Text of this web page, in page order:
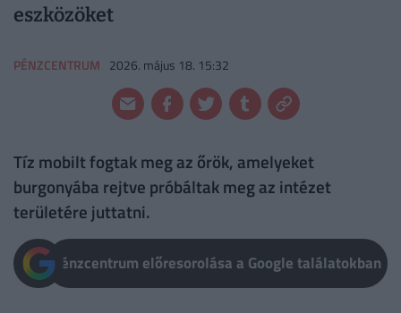
eszközöket
PÉNZCENTRUM 2026. május 18. 15:32
Tíz mobilt fogtak meg az őrök, amelyeket
burgonyába rejtve próbáltak meg az intézet
területére juttatni.
Pénzcentrum előresorolása a Google találatokban